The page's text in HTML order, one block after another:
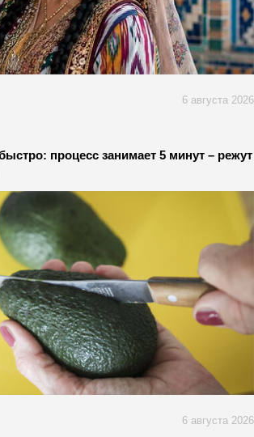
6 августа 2026
процесс занимает 5 минут – режут
6 августа 2026